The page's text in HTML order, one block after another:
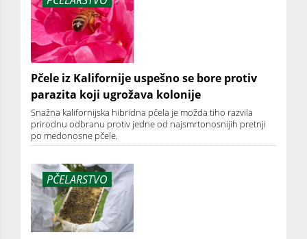
Pčele iz Kalifornije uspešno se bore protiv
parazita koji ugrožava kolonije
Snažna kalifornijska hibridna pčela je možda tiho razvila
prirodnu odbranu protiv jedne od najsmrtonosnijih pretnji
po medonosne pčele.
PČELARSTVO